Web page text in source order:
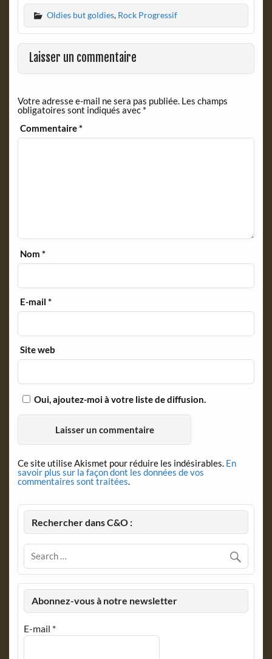
c
e
b
o
o
k
i
n
t
F
r
e
d
l
y
Oldies but goldies, Rock Progressif
Laisser un commentaire
Votre adresse e-mail ne sera pas publiée. Les champs
obligatoires sont indiqués avec *
Commentaire*
Nom*
E-mail*
Site web
Oui, ajoutez-moi à votre liste de diffusion.
Ce site utilise Akismet pour réduire les indésirables. En
savoir plus sur la façon dont les données de vos
commentaires sont traitées.
Rechercher dans C&O :
Abonnez-vous à notre newsletter
E-mail *